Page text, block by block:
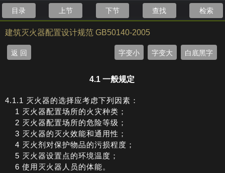
目录 上节 下节 查找 检索
建筑灭火器配置设计规范 GB50140-2005
返 回 字变小 字变大 白底黑字
4.1 一般规定
4.1.1 灭火器的选择应考虑下列因素：
1 灭火器配置场所的火灾种类；
2 灭火器配置场所的危险等级；
3 灭火器的灭火效能和通用性；
4 灭火剂对保护物品的污损程度；
5 灭火器设置点的环境温度；
6 使用灭火器人员的体能。